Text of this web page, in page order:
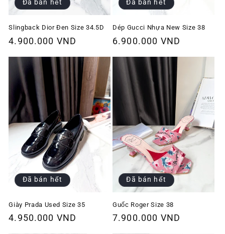
Đã bán hết
Slingback Dior Đen Size 34.5D
Giá
thường
4.900.000 VND
Đã bán hết
Dép Gucci Nhựa New Size 38
Giá
thường
6.900.000 VND
Đã bán hết
Giày Prada Used Size 35
Giá
4.950.000 VND
Đã bán hết
Guốc Roger Size 38
Giá
7.900.000 VND